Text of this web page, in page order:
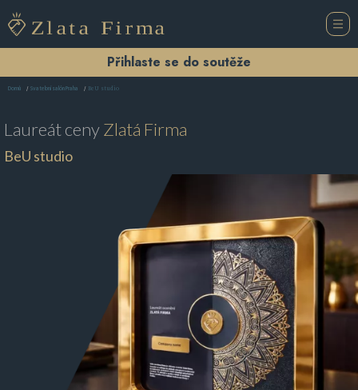
Přihlaste se do soutěže
Domů Svatební salón Praha BeU studio
Laureát cenyZlatá Firma
BeU studio